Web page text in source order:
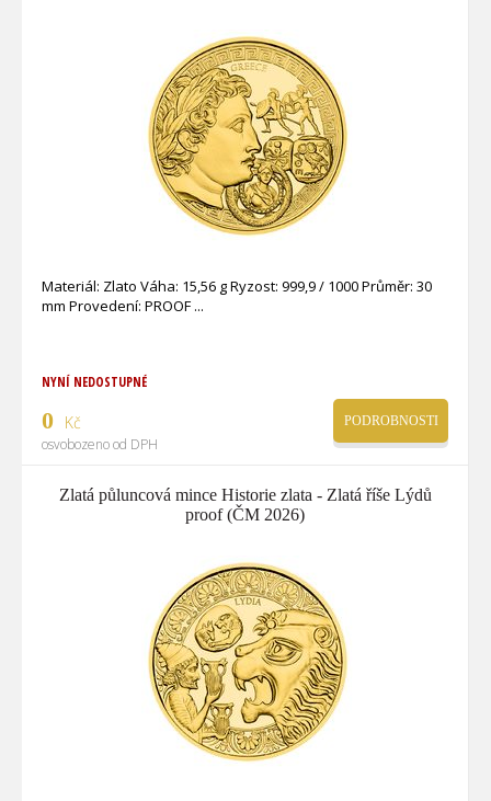
Materiál: Zlato Váha: 15,56 g Ryzost: 999,9 / 1000 Průměr: 30
mm Provedení: PROOF
NYNÍ NEDOSTUPNÉ
0 Kč
osvobozeno od DPH
PODROBNOSTI
Zlatá půluncová mince Historie zlata - Zlatá říše Lýdů
proof (ČM 2026)